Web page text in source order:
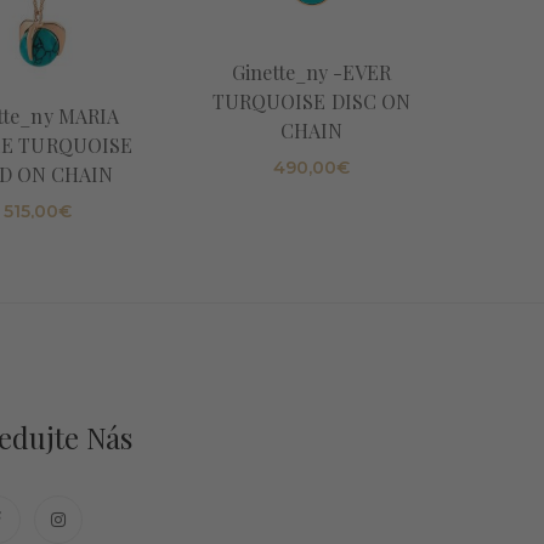
MARIA
TURQUOISE
ON CHAIN
515,00€
Ginette_ny -EVER
TURQUOISE DISC ON
CHAIN
490,00€
Nás